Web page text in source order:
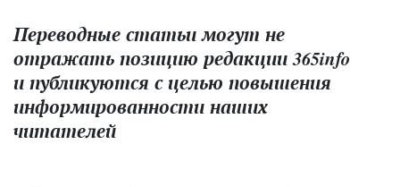
Переводные статьи могут не
отражать позицию редакции 365info
и публикуются с целью повышения
информированности наших
читателей